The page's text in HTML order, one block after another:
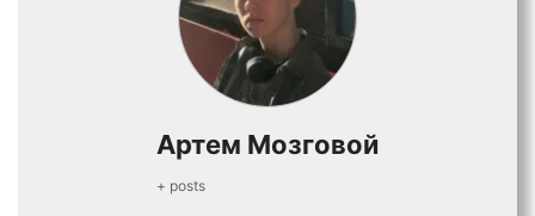
Артем Мозговой
+ posts